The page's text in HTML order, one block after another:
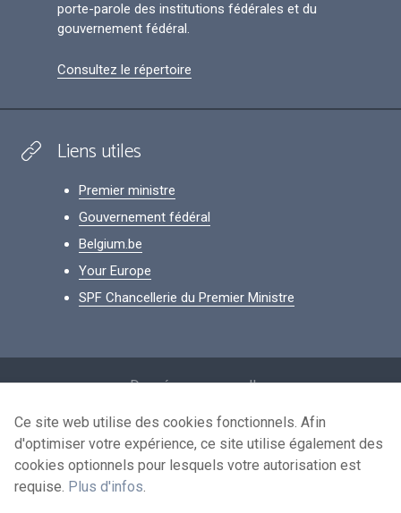
porte-parole des institutions fédérales et du
gouvernement fédéral.
Consultez le répertoire
Liens utiles
Premier ministre
Gouvernement fédéral
Belgium.be
Your Europe
SPF Chancellerie du Premier Ministre
Données personnelles
Conditions de réutilisation
Contactez-nous
Ce site web utilise des cookies fonctionnels. Afin
d'optimiser votre expérience, ce site utilise également des
cookies optionnels pour lesquels votre autorisation est
requise. Plus d'infos.